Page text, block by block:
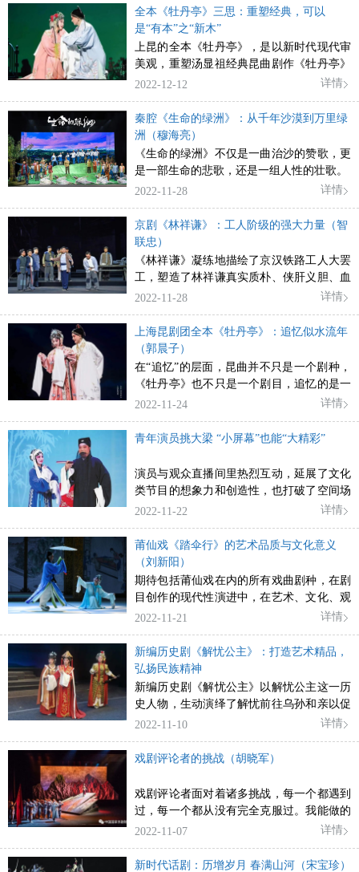
经，引起了师生们的广泛共鸣。
全本《牡丹亭》三思：重塑经典，可以
是“有本”之“新木”
上昆的全本《牡丹亭》，是以新时代现代审
美观，重塑汤显祖经典昆曲剧作《牡丹亭》
现实主义精神与浪漫主义情怀相结合的
2022-12-12 详情
秦腔《生命的绿洲》：从千年沙漠到万里绿
洲（穆海亮）
《生命的绿洲》不仅是一曲治沙的赞歌，更
是一部生命的悲歌，还是一组人性的壮歌。
2022-11-28
详情
京剧《林祥谦》：工人阶级的强大力量（智
联忠）
《林祥谦》凝练地描绘了京汉铁路工人大罢
工，塑造了林祥谦真实质朴、侠肝义胆、血
性刚强的英烈形象，表演上唱做自然真切，
2022-11-28 详情
上海昆剧团全本《牡丹亭》：追忆似水流年
（郭晨子）
在“追忆”的层面，昆曲并不只是一个剧种，
《牡丹亭》也不只是一个剧目，追忆的是一
种业已消逝的文化。
2022-11-24 详情
青年演员挑大梁 “小屏幕”也能“大精彩”
演员与观众直播间里热烈互动，延展了文化
类节目的想象力和创造性，也打破了空间场
景的局限性，搭建出一个与过去截然不同的
激活。
2022-11-22 详情
莆仙戏《踏伞行》的艺术品质与文化意义
（刘新阳）
期待包括莆仙戏在内的所有戏曲剧种，在剧
目创作的现代性演进中，在艺术、文化、观
念等多角度，既能跟上时代的发展，更要坚
仙戏《踏伞行》对整个戏曲界在当下传承与
发展中最重要的文化启示。
2022-11-21 详情
新编历史剧《解忧公主》：打造艺术精品，
弘扬民族精神
新编历史剧《解忧公主》以解忧公主这一历
史人物，生动演绎了解忧前往乌孙和亲以促
成汉朝乌孙修好的故事，表演者以精湛细腻
人公强烈的爱国精神和大无畏的牺牲精神。
2022-11-10 详情
戏剧评论者的挑战（胡晓军）
戏剧评论者面对着诸多挑战，每一个都遇到
过，每一个都从没有完全克服过。我能做的
是直面每一个挑战，能克服多少是多少。
2022-11-07 详情
新时代话剧：历增岁月 春满山河（宋宝珍）